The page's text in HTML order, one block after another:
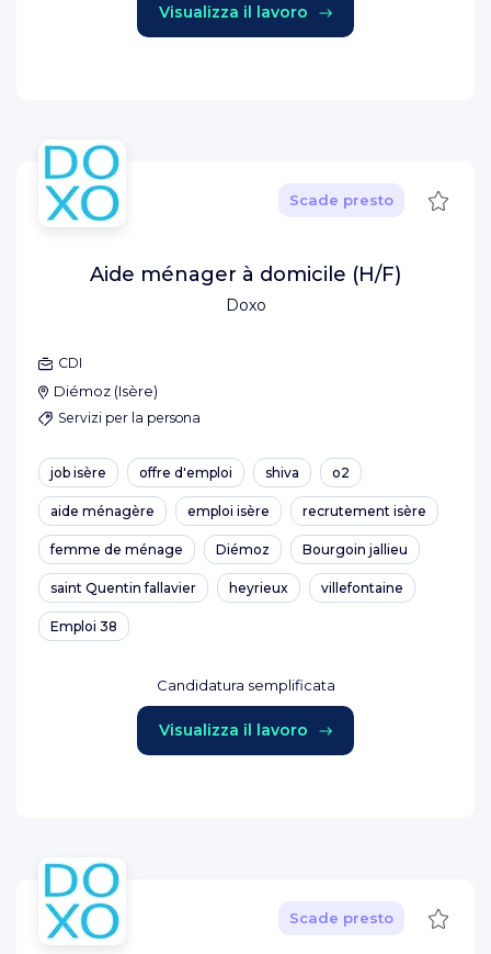
Visualizza il lavoro
Doxo
Scade presto Salva
Aide ménager à domicile (H/F)
CDI
Diémoz (Isère)
Servizi per la persona
job isère offre d'emploi shiva o2
aide ménagère emploi isère recrutement isère
femme de ménage Diémoz Bourgoin jallieu
saint Quentin fallavier heyrieux villefontaine
Emploi 38
Candidatura semplificata
Visualizza il lavoro
Scade presto Salva